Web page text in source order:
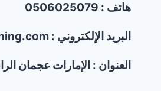
هاتف : 0506025079
البريد الإلكتروني : admin@kpicleaning.com
العنوان : الإمارات عجمان